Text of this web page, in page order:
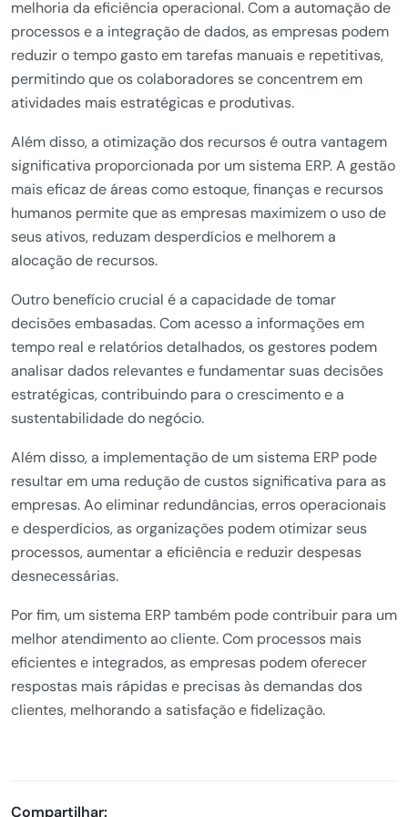
melhoria da eficiência operacional. Com a automação de
processos e a integração de dados, as empresas podem
reduzir o tempo gasto em tarefas manuais e repetitivas,
permitindo que os colaboradores se concentrem em
atividades mais estratégicas e produtivas.
Além disso, a otimização dos recursos é outra vantagem
significativa proporcionada por um sistema ERP. A gestão
mais eficaz de áreas como estoque, finanças e recursos
humanos permite que as empresas maximizem o uso de
seus ativos, reduzam desperdícios e melhorem a
alocação de recursos.
Outro benefício crucial é a capacidade de tomar
decisões embasadas. Com acesso a informações em
tempo real e relatórios detalhados, os gestores podem
analisar dados relevantes e fundamentar suas decisões
estratégicas, contribuindo para o crescimento e a
sustentabilidade do negócio.
Além disso, a implementação de um sistema ERP pode
resultar em uma redução de custos significativa para as
empresas. Ao eliminar redundâncias, erros operacionais
e desperdícios, as organizações podem otimizar seus
processos, aumentar a eficiência e reduzir despesas
desnecessárias.
Por fim, um sistema ERP também pode contribuir para um
melhor atendimento ao cliente. Com processos mais
eficientes e integrados, as empresas podem oferecer
respostas mais rápidas e precisas às demandas dos
clientes, melhorando a satisfação e fidelização.
Compartilhar: